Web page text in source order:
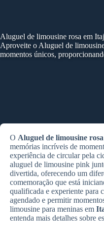
Aluguel de limousine rosa em
Aproveite o Aluguel de
momentos únicos,
O Aluguel de limousine rosa
memórias incríveis de
experiência de circular pela
aluguel de limousine pink
divertida, oferecendo um
comemoração que está
qualificada e experiente para
agendado e permitir
limousine para meninas em
entenda mais detalhes sobre